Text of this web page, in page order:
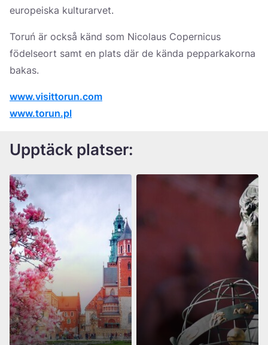
europeiska kulturarvet.
Toruń är också känd som Nicolaus Copernicus
födelseort samt en plats där de kända pepparkakorna
bakas.
www.visittorun.com
www.torun.pl
Upptäck platser: